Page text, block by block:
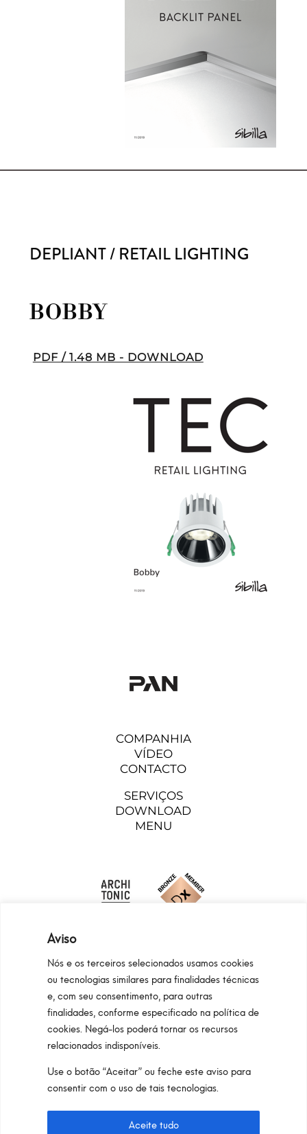
Aviso
Nós e os terceiros selecionados usamos cookies
ou tecnologias similares para finalidades técnicas
e, com seu consentimento, para outras
finalidades, conforme especificado na política de
cookies. Negá-los poderá tornar os recursos
relacionados indisponíveis.
Use o botão “Aceitar” ou feche este aviso para
consentir com o uso de tais tecnologias.
Aceite tudo
DEPLIANT / RETAIL LIGHTING
BOBBY
PDF / 1.48 MB - DOWNLOAD
COMPANHIA
VÍDEO
CONTACTO
SERVIÇOS
DOWNLOAD
MENU
Programma Regionale Toscana FESR 2021 -
2027 OP1 OS1
Area riservata Privacy Policy
Pan S.r.l. – Via G. Michelucci 1, 50028
Partita IVA e C.F. IT03865770485 – SDI code: